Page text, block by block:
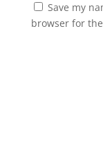
Save my
browser for